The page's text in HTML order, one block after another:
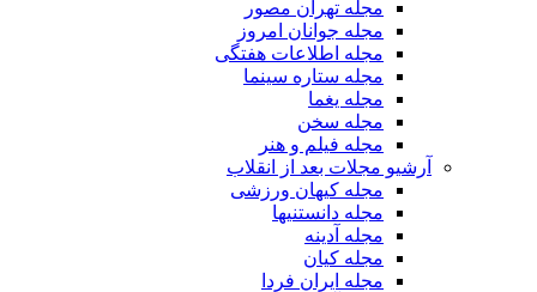
مجله تهران مصور
مجله جوانان امروز
مجله اطلاعات هفتگی
مجله ستاره سینما
مجله یغما
مجله سخن
مجله فیلم و هنر
آرشیو مجلات بعد از انقلاب
مجله کیهان ورزشی
مجله دانستنیها
مجله آدینه
مجله کیان
مجله ایران فردا